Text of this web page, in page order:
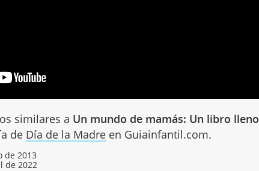
similares a Un mundo de mamás: Un libro lleno
de Día de la Madre en Guiainfantil.com.
de 2013
de 2022